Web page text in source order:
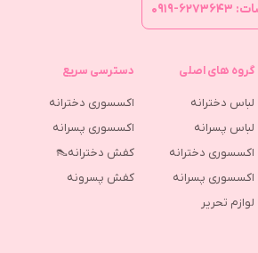
۰۹۱۹
گروه های اصلی
لباس دخترانه
لباس پسرانه
اکسسوری دخترانه
اکسسوری پسرانه
لوازم تحریر
دسترسی سریع
اکسسوری دخترانه
اکسسوری پسرانه
کفش دخترانه👠
كفش پسرونه